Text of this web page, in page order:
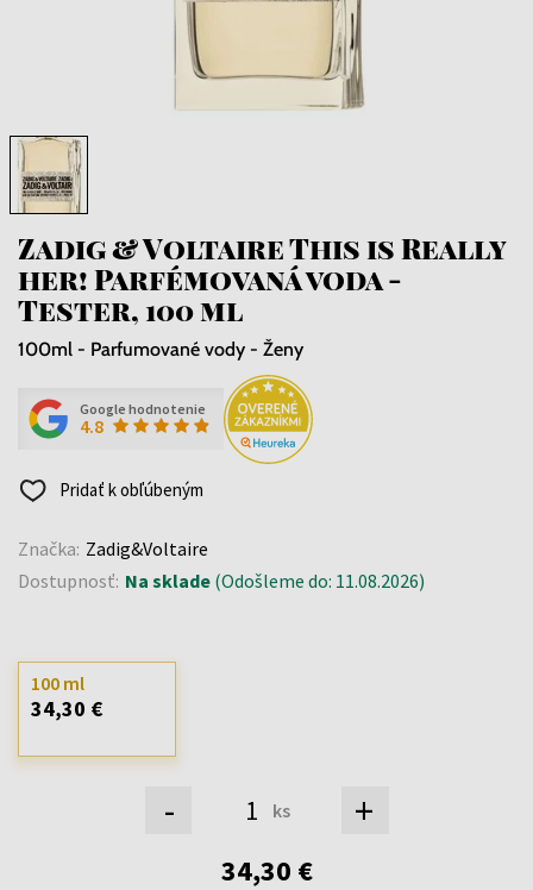
Zadig & Voltaire This is Really
her! Parfémovaná voda -
Tester, 100 ml
100ml - Parfumované vody - Ženy
Google hodnotenie
4.8
Pridať k obľúbeným
Značka: Zadig&Voltaire
Dostupnosť: Na sklade (Odošleme do: 11.08.2026)
- ks +
100 ml
34,30 €
34,30 €